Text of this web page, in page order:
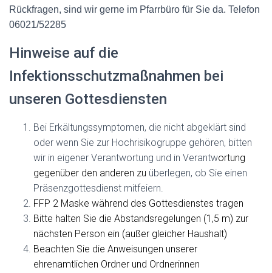
Rückfragen, sind wir gerne im Pfarrbüro für Sie da. Telefon
06021/52285
Hinweise auf die
Infektionsschutzmaßnahmen bei
unseren Gottesdiensten
Bei Erkältungssymptomen, die nicht abgeklärt sind
oder wenn Sie zur Hochrisikogruppe gehören, bitten
wir in eigener Verantwortung und in Verantwortung
gegenüber den anderen zu überlegen, ob Sie einen
Präsenzgottesdienst mitfeiern.
FFP 2 Maske während des Gottesdienstes tragen
Bitte halten Sie die Abstandsregelungen (1,5 m) zur
nächsten Person ein (außer gleicher Haushalt)
Beachten Sie die Anweisungen unserer
ehrenamtlichen Ordner und Ordnerinnen